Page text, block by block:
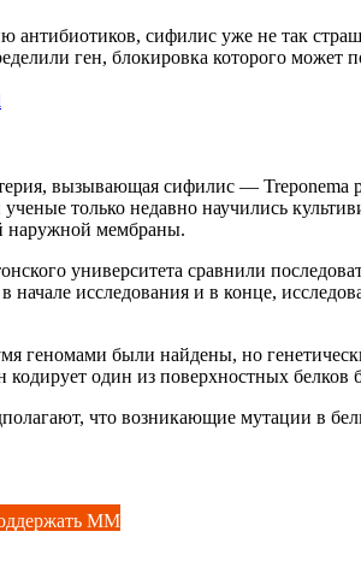
антибиотиков, сифилис уже не так
ген, блокировка которого может
вызывающая сифилис — Treponema
ученые только недавно научились
наружной мембраны.
университета сравнили
исследования и в конце,
геномами были найдены, но
один из поверхностных белков
что возникающие мутации в
ММ